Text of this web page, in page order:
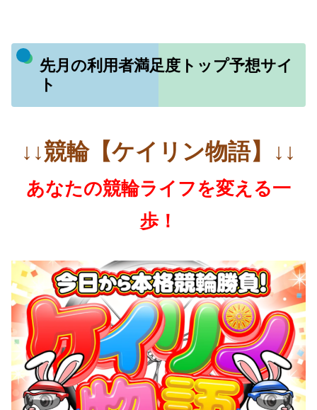
先月の利用者満足度トップ予想サイ
ト
↓↓競輪【ケイリン物語】↓↓
あなたの競輪ライフを変える一
歩！